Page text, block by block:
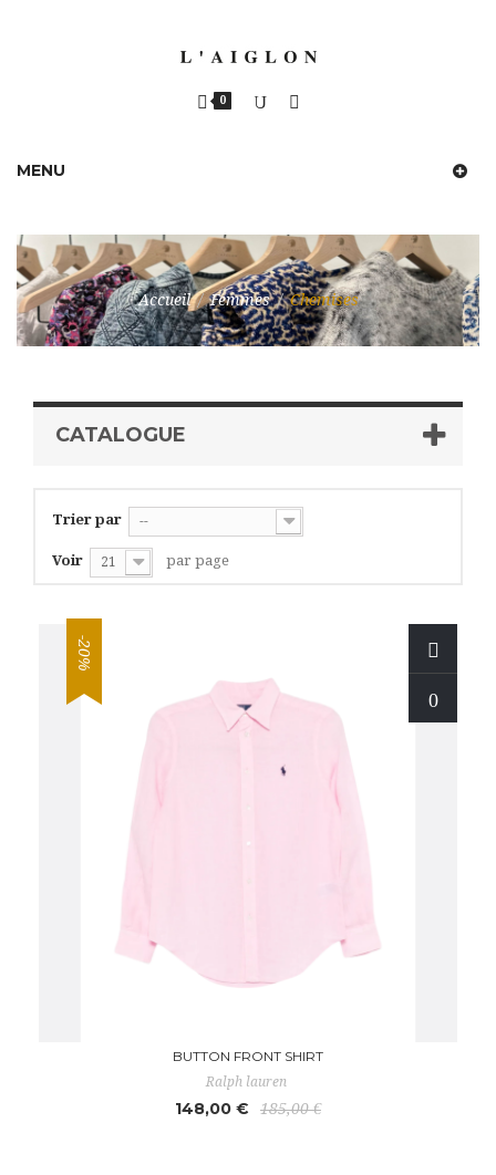
0
MENU
Accueil / Femmes / Chemises
CATALOGUE
Trier par --
Voir 21 par page
-20%
BUTTON FRONT SHIRT
Ralph lauren
148,00 € 185,00 €